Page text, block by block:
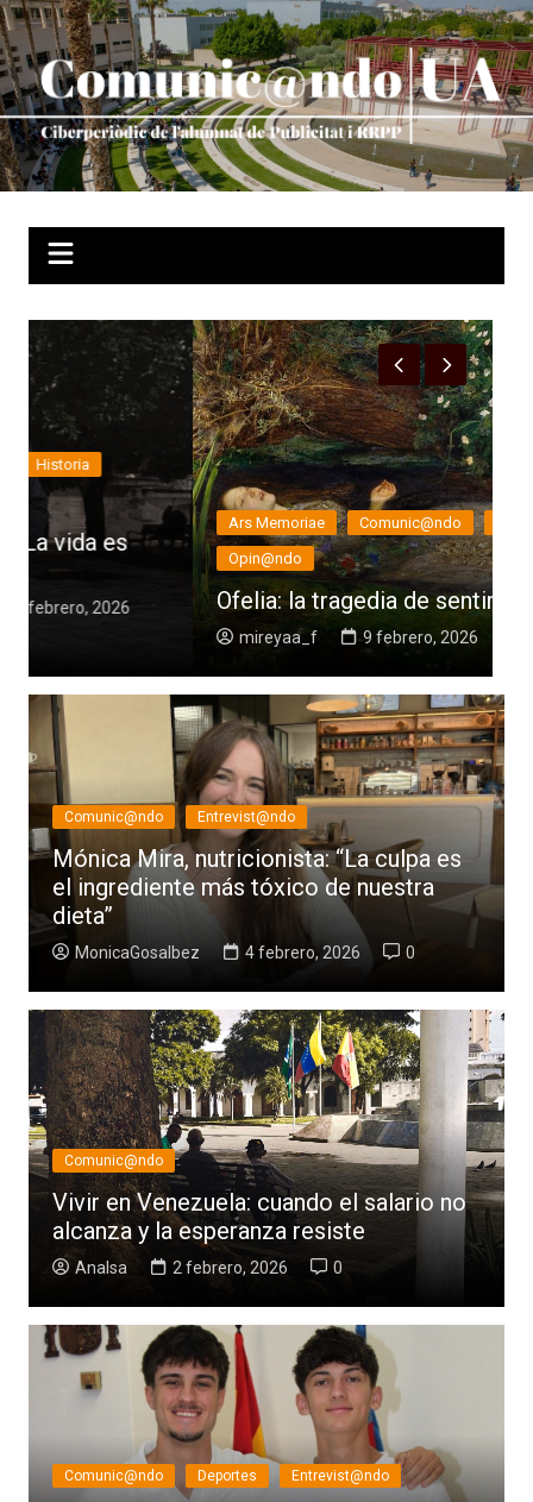
Saltar
al
contenido
Ars Memoriae Comunic@ndo
Historia
Ofelia: la tragedia de sentir demasiado
9 febrero, 2026 0
Comunic@ndo Entrevist@ndo
Mónica Mira, nutricionista: “La culpa es
el ingrediente más tóxico de nuestra
dieta”
MonicaGosalbez 4 febrero, 2026 0
Comunic@ndo
Vivir en Venezuela: cuando el salario no
alcanza y la esperanza resiste
AnaIsa 2 febrero, 2026 0
Comunic@ndo Deportes Entrevist@ndo